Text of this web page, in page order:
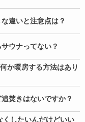
違いと注意点は？
ウナってない？
か暖房する方法はあり
焚きはないですか？
くしたいんだけどいい